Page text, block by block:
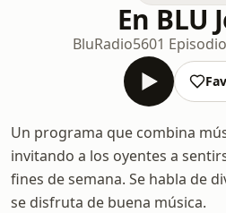
En BLU
BluRadio5601
Un programa que combina
invitando a los oyentes a
fines de semana. Se habla de
se disfruta de buena música.